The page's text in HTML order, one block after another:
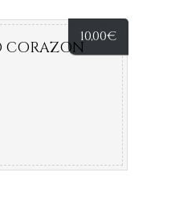
10,00€
CORAZON